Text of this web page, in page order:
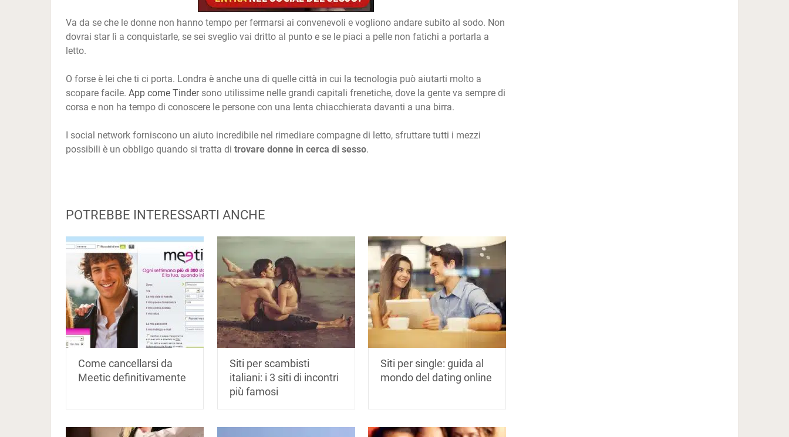
Va da se che le donne non hanno tempo per fermarsi ai convenevoli e vogliono andare subito al sodo. Non
dovrai star lì a conquistarle, se sei sveglio vai dritto al punto e se le piaci a pelle non fatichi a portarla a
letto.
O forse è lei che ti ci porta. Londra è anche una di quelle città in cui la tecnologia può aiutarti molto a
scopare facile. App come Tindersono utilissime nelle grandi capitali frenetiche, dove la gente va sempre di
corsa e non ha tempo di conoscere le persone con una lenta chiacchierata davanti a una birra.
I social network forniscono un aiuto incredibile nel rimediare compagne di letto, sfruttare tutti i mezzi
possibili è un obbligo quando si tratta di trovare donne in cerca di sesso.
POTREBBE INTERESSARTI ANCHE
Come cancellarsi da
Meetic definitivamente
Siti per scambisti
italiani: i 3 siti di incontri
più famosi
Siti per single: guida al
mondo del dating online